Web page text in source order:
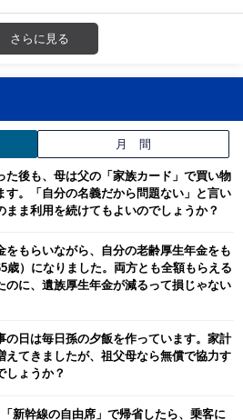
さらに見る
月 間
た後も、母は父の「家族カード」で買い物
す。「自分の名義だから問題ない」と言い
まま利用を続けてもよいのでしょうか？
をもらいながら、自分の老齢厚生年金をも
歳）になりました。両方とも全額もらえる
のに、遺族厚生年金が減るって損じゃない
の日は毎日孫の夕飯を作っています。家計
えてきましたが、祖父母なら無償で協力す
しょうか？
新幹線の自由席」で帰省したら、乗客に